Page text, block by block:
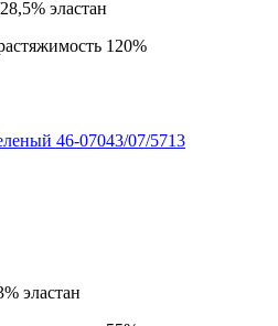
эластан
120%
46-07043/07/5713
эластан